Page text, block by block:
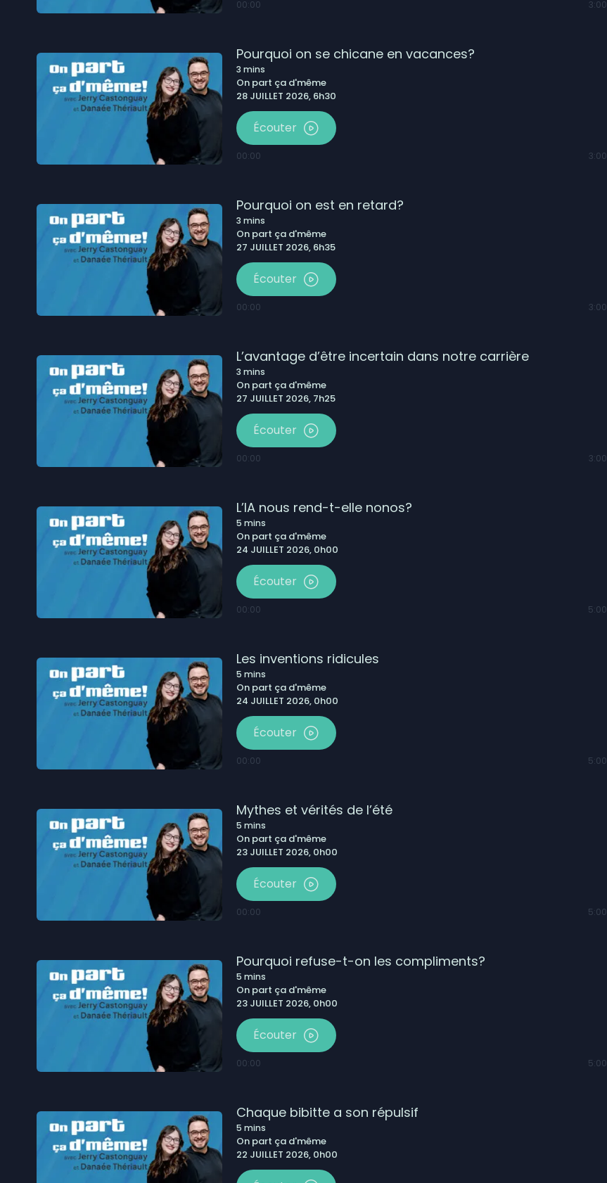
5 août 2026|L’Ultratrail 2026 du Centre le Rond-Point s’en vient au parc des Écureuils de Sept-
moins de pluie
00:00 3:00
Pourquoi on se chicane en vacances?
3 mins
On part ça d'même
28 JUILLET 2026, 6h30
Écouter
00:00 3:00
Pourquoi on est en retard?
3 mins
On part ça d'même
27 JUILLET 2026, 6h35
Écouter
00:00 3:00
L’avantage d’être incertain dans notre carrière
3 mins
On part ça d'même
27 JUILLET 2026, 7h25
Écouter
00:00 3:00
L’IA nous rend-t-elle nonos?
5 mins
On part ça d'même
24 JUILLET 2026, 0h00
Écouter
00:00 5:00
Les inventions ridicules
5 mins
On part ça d'même
24 JUILLET 2026, 0h00
Écouter
00:00 5:00
Mythes et vérités de l’été
5 mins
On part ça d'même
23 JUILLET 2026, 0h00
Écouter
00:00 5:00
Pourquoi refuse-t-on les compliments?
5 mins
On part ça d'même
23 JUILLET 2026, 0h00
Écouter
00:00 5:00
Chaque bibitte a son répulsif
5 mins
On part ça d'même
22 JUILLET 2026, 0h00